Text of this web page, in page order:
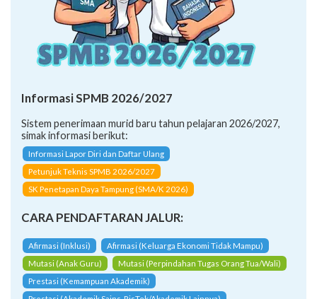
Informasi SPMB 2026/2027
Sistem penerimaan murid baru tahun pelajaran 2026/2027,
simak informasi berikut:
Informasi Lapor Diri dan Daftar Ulang
Petunjuk Teknis SPMB 2026/2027
SK Penetapan Daya Tampung (SMA/K 2026)
CARA PENDAFTARAN JALUR:
Afirmasi (Inklusi)
Afirmasi (Keluarga Ekonomi Tidak Mampu)
Mutasi (Anak Guru)
Mutasi (Perpindahan Tugas Orang Tua/Wali)
Prestasi (Kemampuan Akademik)